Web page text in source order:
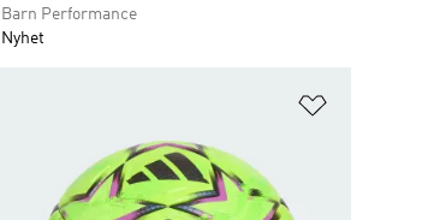
Barn Performance
Nyhet